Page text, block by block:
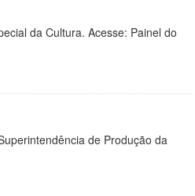
da Cultura. Acesse: Painel do
de Produção da